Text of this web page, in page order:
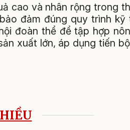
cao và nhân rộng trong
đảm đúng quy trình
đoàn thể để tập hợp
xuất lớn, áp dụng tiến